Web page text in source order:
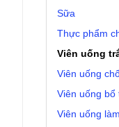
Sữa
Thực phẩm
Viên uống
Viên uống
Viên uống bổ
Viên uống